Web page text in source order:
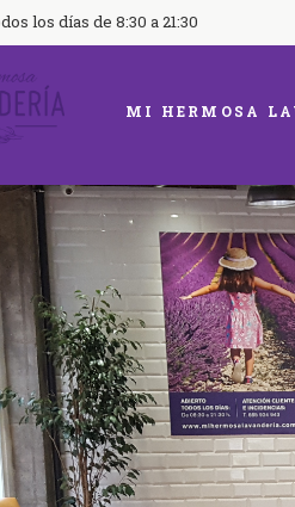
los días de 8:30 a 21:30
MI HERMOSA